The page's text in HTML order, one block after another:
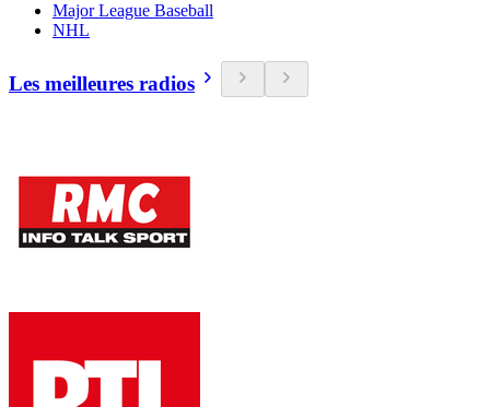
Major League Baseball
NHL
Les meilleures radios